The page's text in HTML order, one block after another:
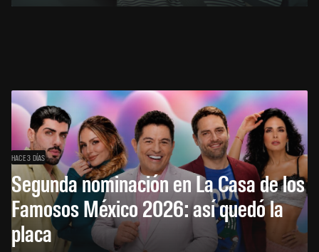
HACE 3 DÍAS
Segunda nominación en La Casa de los
Famosos México 2026: así quedó la
placa